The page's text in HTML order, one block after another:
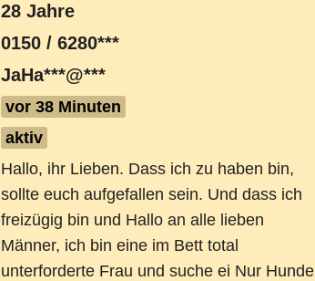
28 Jahre
0150 / 6280***
JaHa***@***
vor 38 Minuten
aktiv
Hallo, ihr Lieben. Dass ich zu haben bin,
sollte euch aufgefallen sein. Und dass ich
freizügig bin und Hallo an alle lieben
Männer, ich bin eine im Bett total
unterforderte Frau und suche ei Nur Hunde